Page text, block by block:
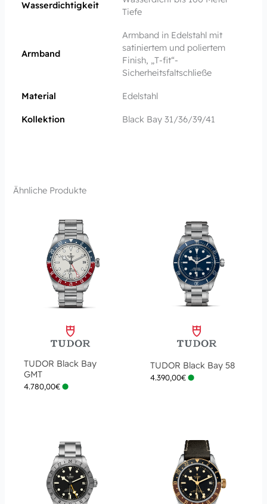
Wasserdichtigkeit
Tiefe
Armband
Armband in Edelstahl mit
satiniertem und poliertem
Finish, „T‑fit“-
Sicherheitsfaltschließe
Material Edelstahl
Kollektion Black Bay 31/36/39/41
Ähnliche Produkte
TUDOR Black Bay
GMT
4.780,00€
TUDOR Black Bay 58
4.390,00€